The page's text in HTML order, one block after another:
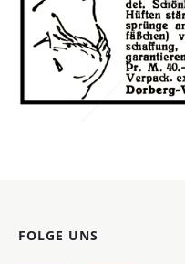
Dorberg-Vertrieb,
FOLGE UNS